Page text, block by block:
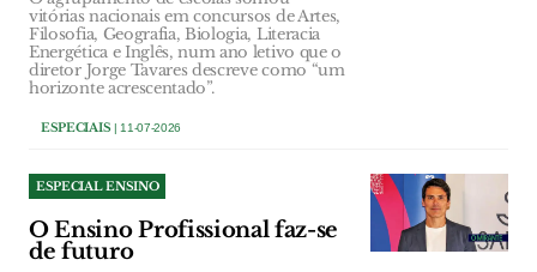
vitórias nacionais em concursos de Artes,
Filosofia, Geografia, Biologia, Literacia
Energética e Inglês, num ano letivo que o
diretor Jorge Tavares descreve como “um
horizonte acrescentado”.
ESPECIAIS| 11-07-2026
ESPECIAL ENSINO
O Ensino Profissional faz-se
de futuro